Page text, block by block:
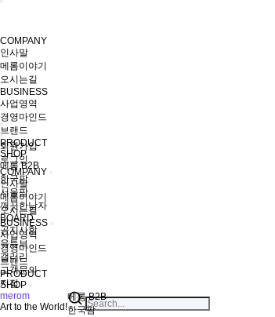
COMPANY
인사말
메롬이야기
오시는길
BUSINESS
사업영역
경영마인드
브랜드
PRODUCT
SHOP
메롬 B2B
한국팜
서울팜
깨끗한남자
BOARD
공지사항
유튜브
갤러리
고객문의
지점
merom
Art to the World!
회원가입
로그인
COMPANY
인사말
메롬이야기
오시는길
BUSINESS
사업영역
경영마인드
브랜드
PRODUCT
SHOP
메롬 B2B
한국팜